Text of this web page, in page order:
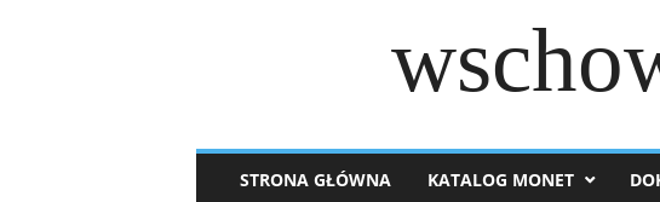
STRONA GŁÓWNA KATALOG MONET